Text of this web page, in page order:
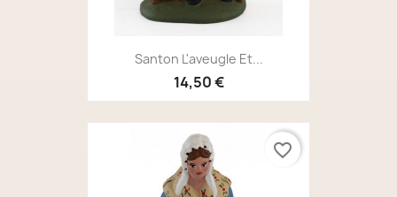
Santon L'aveugle Et...
14,50 €
favorite_border